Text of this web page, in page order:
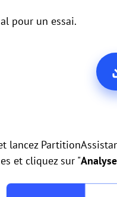
pour un essai.
lancez
et cliquez sur "